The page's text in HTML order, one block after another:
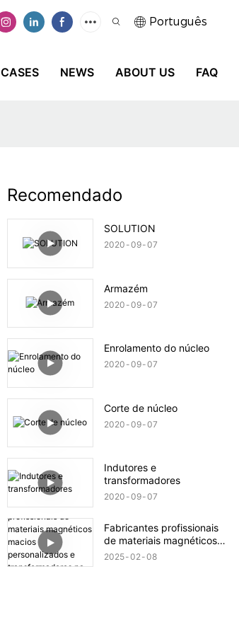
Português
CASES NEWS ABOUT US FAQ
Recomendado
SOLUTION
2020 09 07
Armazém
2020 09 07
Enrolamento do núcleo
2020 09 07
Corte de núcleo
2020 09 07
Indutores e
transformadores
2020 09 07
Fabricantes profissionais
de materiais magnéticos
macios personalizados e
2025 02 08